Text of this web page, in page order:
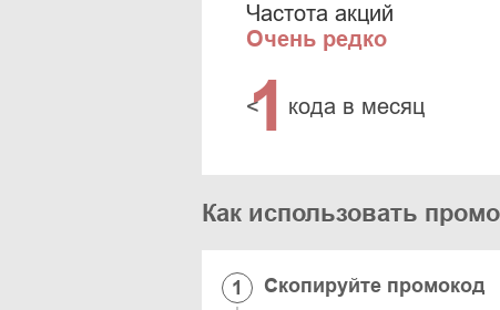
Частота акций
Очень редко
<
1 кода в месяц
Как использовать
Скопируйте промокод